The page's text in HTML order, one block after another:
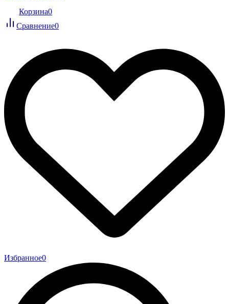
Корзина0
Сравнение0
Избранное0